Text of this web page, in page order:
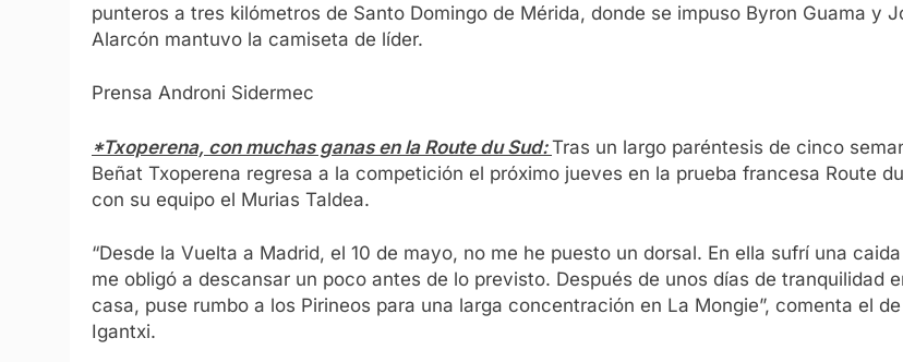
punteros a tres kilómetros de Santo Domingo de Mérida, donde se impuso Byron Guama y
Alarcón mantuvo la camiseta de líder.
Prensa Androni Sidermec
*Txoperena, con muchas ganas en la Route du Sud:Tras un largo paréntesis de cinco
Beñat Txoperena regresa a la competición el próximo jueves en la prueba francesa Route
con su equipo el Murias Taldea.
“Desde la Vuelta a Madrid, el 10 de mayo, no me he puesto un dorsal. En ella sufrí una
me obligó a descansar un poco antes de lo previsto. Después de unos días de tranquilidad
casa, puse rumbo a los Pirineos para una larga concentración en La Mongie”, comenta el de
Igantxi.